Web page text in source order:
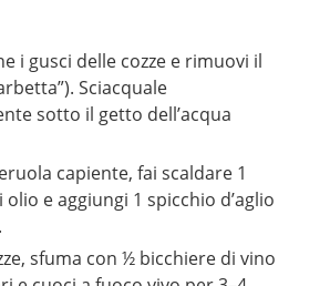
i gusci delle cozze e rimuovi il
Sciacquale
sotto il getto dell’acqua
capiente, fai scaldare 1
e aggiungi 1 spicchio d’aglio
sfuma con ½ bicchiere di vino